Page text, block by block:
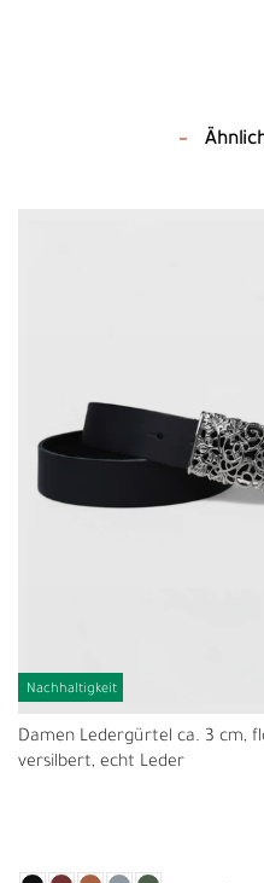
Nachhaltigkeit
Damen Ledergürtel ca. 3 cm,
versilbert, echt Leder